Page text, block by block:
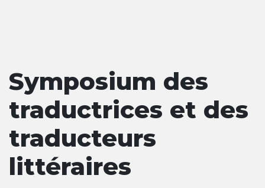
Symposium des
traductrices et des
traducteurs
littéraires